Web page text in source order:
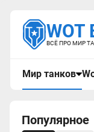
WOT
ВСЁ ПРО МИР
Мир танков
Популярное